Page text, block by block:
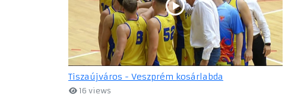
Tiszaújváros - Veszprém kosárlabda
16 views